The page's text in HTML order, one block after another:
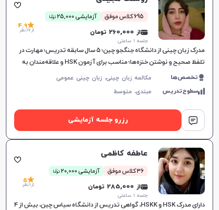
695 کلاس موفق آزمایشی 25,000 توما
ن
از 260,000 تومان
جلسه ۱ ساعتی
4.9
از 17 نظر
مدرک زبان چینی از دانشگاه جنگجو چین؛ ۵ سال سابقه تدریس؛ مهارت در
تلفظ صحیح و نوشتن خنزه‌ها؛ مناسب برای آزمون HSK و علاقه‌مندان به
فرهنگ چین؛ هدف بهبود یادگیری زبان.
تخصص‌ها
مکالمه زبان چینی، زبان چینی عمومی
سطوح‌تدریس
مبتدی، متوسط
رزرو جلسه آزمایشی
عاطفه کاظمی
36 کلاس موفق آزمایشی 20,000 توما
ن
از 285,000 تومان
جلسه ۱ ساعتی
5
از 1 نظر
دارای مدرک HSK و HSKK، گواهی تدریس از دانشگاه سیاس چین، بیش از 4